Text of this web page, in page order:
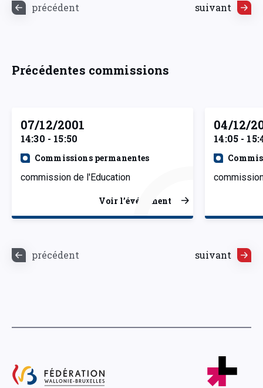
précédent suivant
Précédentes commissions
07/12/2001
14:30 - 15:50
Commissions permanentes
commission de l'Education
Voir l’événement
04/12/
14:05 -
précédent suivant